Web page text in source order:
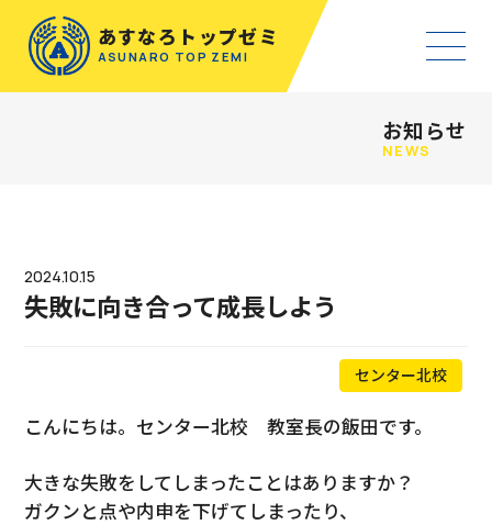
あすなろトップゼミ
ASUNARO TOP ZEMI
お知らせ
NEWS
2024.10.15
失敗に向き合って成長しよう
センター北校
こんにちは。センター北校 教室長の飯田です。
大きな失敗をしてしまったことはありますか？
ガクンと点や内申を下げてしまったり、